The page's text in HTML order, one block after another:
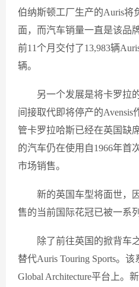
伯纳斯顿工厂生产的Auris将
面，而汽车销量一直是该品
前11个月交付了13,983辆
辆。
另一个发展是将卡罗拉
间接取代即将停产的Avensis
管卡罗拉哈斯已经在英国缺
的汽车仍在使用自1966年首
市场销售。
新的英国车型将面世，
售的当前国际花冠已被一系
除了前往英国的掀背车
替代Auris Touring Sports。
Global Architecture平台上。